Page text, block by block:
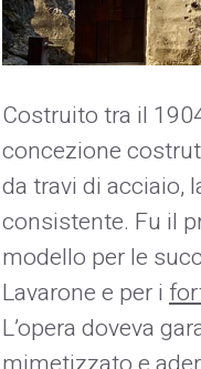
Costruito tra il
concezione
da travi di acciaio,
consistente. Fu il
modello per le
Lavarone e per i
L’opera doveva